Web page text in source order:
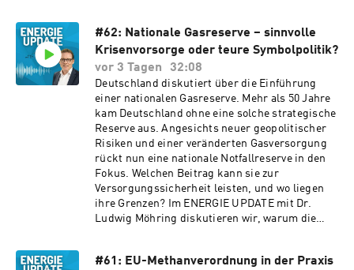
„raus aus fossil“ beschreibt noch lange nicht den Weg einer
erfolgreichen Transformation. Darüber werden wir reden im
ENERGIE UPDATE mit Dr. Ludwig Möhring. An jedem ersten
Donnerstag im Monat. Überall, wo es Podcast gibt.
#62: Nationale Gasreserve – sinnvolle
Krisenvorsorge oder teure Symbolpolitik?
vor 3 Tagen
32:08
Deutschland diskutiert über die Einführung
einer nationalen Gasreserve. Mehr als 50 Jahre
kam Deutschland ohne eine solche strategische
Reserve aus. Angesichts neuer geopolitischer
Risiken und einer veränderten Gasversorgung
rückt nun eine nationale Notfallreserve in den
Fokus. Welchen Beitrag kann sie zur
Versorgungssicherheit leisten, und wo liegen
ihre Grenzen? Im ENERGIE UPDATE mit Dr.
Ludwig Möhring diskutieren wir, warum die
Diskussion nicht mit der Frage zu geringer
#61: EU-Methanverordnung in der Praxis